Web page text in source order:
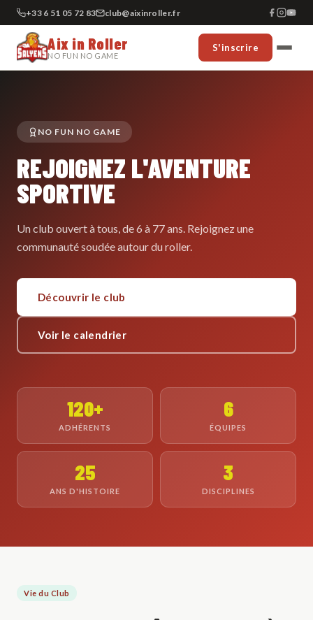
+33 6 51 05 72 83 club@aixinroller.fr
Aix in Roller
NO FUN NO GAME
S'inscrire
NO FUN NO GAME
REJOIGNEZ L'AVENTURE
SPORTIVE
Un club ouvert à tous, de 6 à 77 ans. Rejoignez une
communauté soudée autour du roller.
Découvrir le club
Voir le calendrier
120+
ADHÉRENTS
6
ÉQUIPES
25
ANS D'HISTOIRE
3
DISCIPLINES
Vie du Club